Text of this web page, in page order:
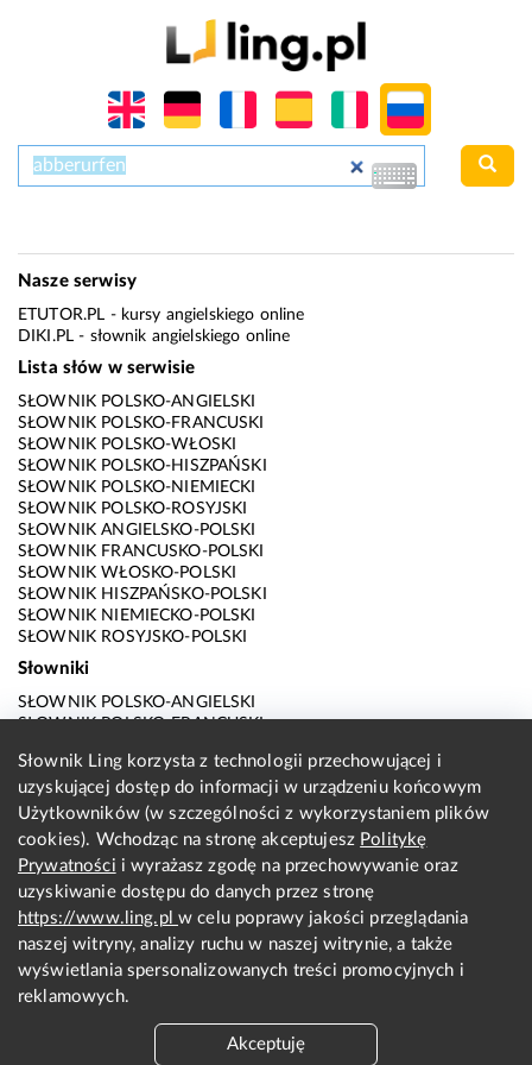
Nasze serwisy
ETUTOR.PL - kursy angielskiego online
DIKI.PL - słownik angielskiego online
Lista słów w serwisie
SŁOWNIK POLSKO-ANGIELSKI
SŁOWNIK POLSKO-FRANCUSKI
SŁOWNIK POLSKO-WŁOSKI
SŁOWNIK POLSKO-HISZPAŃSKI
SŁOWNIK POLSKO-NIEMIECKI
SŁOWNIK POLSKO-ROSYJSKI
SŁOWNIK ANGIELSKO-POLSKI
SŁOWNIK FRANCUSKO-POLSKI
SŁOWNIK WŁOSKO-POLSKI
SŁOWNIK HISZPAŃSKO-POLSKI
SŁOWNIK NIEMIECKO-POLSKI
SŁOWNIK ROSYJSKO-POLSKI
Słowniki
SŁOWNIK POLSKO-ANGIELSKI
SŁOWNIK POLSKO-FRANCUSKI
SŁOWNIK POLSKO-HISZPAŃSKI
SŁOWNIK POLSKO-NIEMIECKI
SŁOWNIK POLSKO-ROSYJSKI
SŁOWNIK ANGIELSKO-POLSKI
SŁOWNIK FRANCUSKO-POLSKI
SŁOWNIK WŁOSKO-POLSKI
SŁOWNIK HISZPAŃSKO-POLSKI
SŁOWNIK NIEMIECKO-POLSKI
SŁOWNIK ROSYJSKO-POLSKI
O nas
KONTAKT Z REDAKCJĄ
Słownik Ling korzysta z technologii przechowującej i
uzyskującej dostęp do informacji w urządzeniu końcowym
Użytkowników (w szczególności z wykorzystaniem plików
cookies). Wchodząc na stronę akceptujesz Politykę
Prywatności i wyrażasz zgodę na przechowywanie oraz
uzyskiwanie dostępu do danych przez stronę
https://www.ling.plw celu poprawy jakości przeglądania
naszej witryny, analizy ruchu w naszej witrynie, a także
wyświetlania spersonalizowanych treści promocyjnych i
reklamowych.
Akceptuję